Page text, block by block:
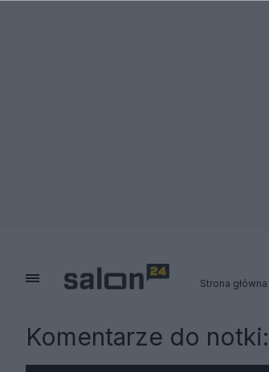
Strona główna
Komentarze do notki: